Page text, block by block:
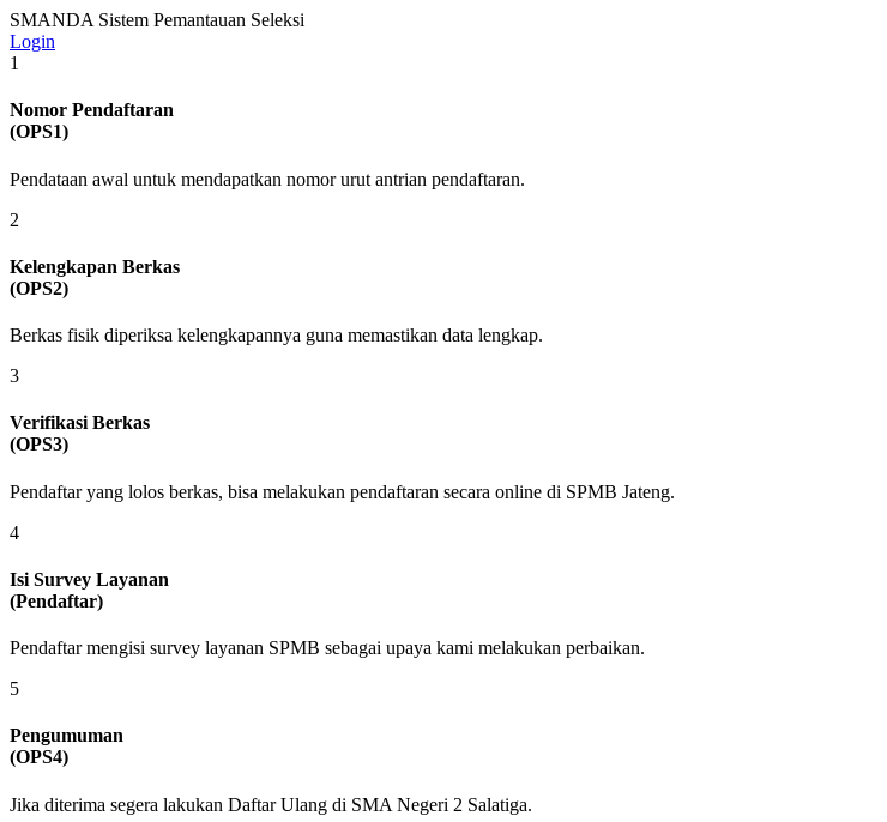
SMANDA Sistem Pemantauan Seleksi
Login
1
Nomor Pendaftaran
(OPS1)
Pendataan awal untuk mendapatkan nomor urut antrian pendaftaran.
2
Kelengkapan Berkas
(OPS2)
Berkas fisik diperiksa kelengkapannya guna memastikan data lengkap.
3
Verifikasi Berkas
(OPS3)
Pendaftar yang lolos berkas, bisa melakukan pendaftaran secara online di SPMB Jateng.
4
Isi Survey Layanan
(Pendaftar)
Pendaftar mengisi survey layanan SPMB sebagai upaya kami melakukan perbaikan.
5
Pengumuman
(OPS4)
Jika diterima segera lakukan Daftar Ulang di SMA Negeri 2 Salatiga.